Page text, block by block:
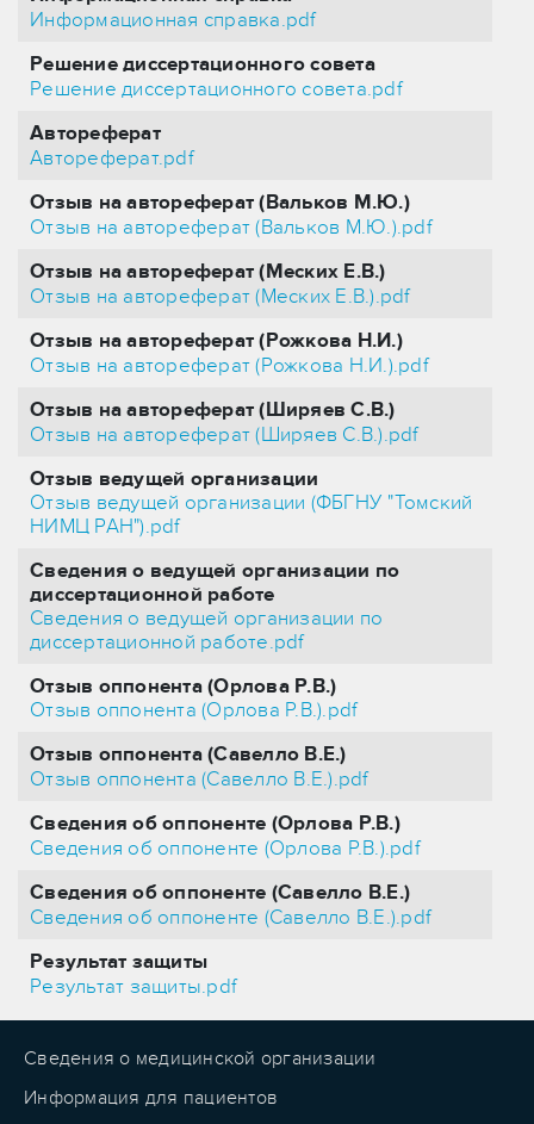
Информационная справка.pdf
Решение диссертационного совета
Решение диссертационного совета.pdf
Автореферат
Автореферат.pdf
Отзыв на автореферат (Вальков М.Ю.)
Отзыв на автореферат (Вальков М.Ю.).pdf
Отзыв на автореферат (Меских Е.В.)
Отзыв на автореферат (Меских Е.В.).pdf
Отзыв на автореферат (Рожкова Н.И.)
Отзыв на автореферат (Рожкова Н.И.).pdf
Отзыв на автореферат (Ширяев С.В.)
Отзыв на автореферат (Ширяев С.В.).pdf
Отзыв ведущей организации
Отзыв ведущей организации (ФБГНУ "Томский
НИМЦ РАН").pdf
Сведения о ведущей организации по
диссертационной работе
Сведения о ведущей организации по
диссертационной работе.pdf
Отзыв оппонента (Орлова Р.В.)
Отзыв оппонента (Орлова Р.В.).pdf
Отзыв оппонента (Савелло В.Е.)
Отзыв оппонента (Савелло В.Е.).pdf
Сведения об оппоненте (Орлова Р.В.)
Сведения об оппоненте (Орлова Р.В.).pdf
Сведения об оппоненте (Савелло В.Е.)
Сведения об оппоненте (Савелло В.Е.).pdf
Результат защиты
Результат защиты.pdf
Сведения о медицинской организации
Информация для пациентов